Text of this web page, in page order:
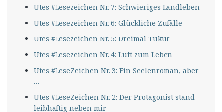
Utes #Lesezeichen Nr. 7: Schwieriges Landleben
Utes #Lesezeichen Nr. 6: Glückliche Zufälle
Utes #Lesezeichen Nr. 5: Dreimal Tukur
Utes #Lesezeichen Nr. 4: Luft zum Leben
Utes #LeseZeichen Nr. 3: Ein Seelenroman, aber
…
Utes #LeseZeichen Nr. 2: Der Protagonist stand
leibhaftig neben mir